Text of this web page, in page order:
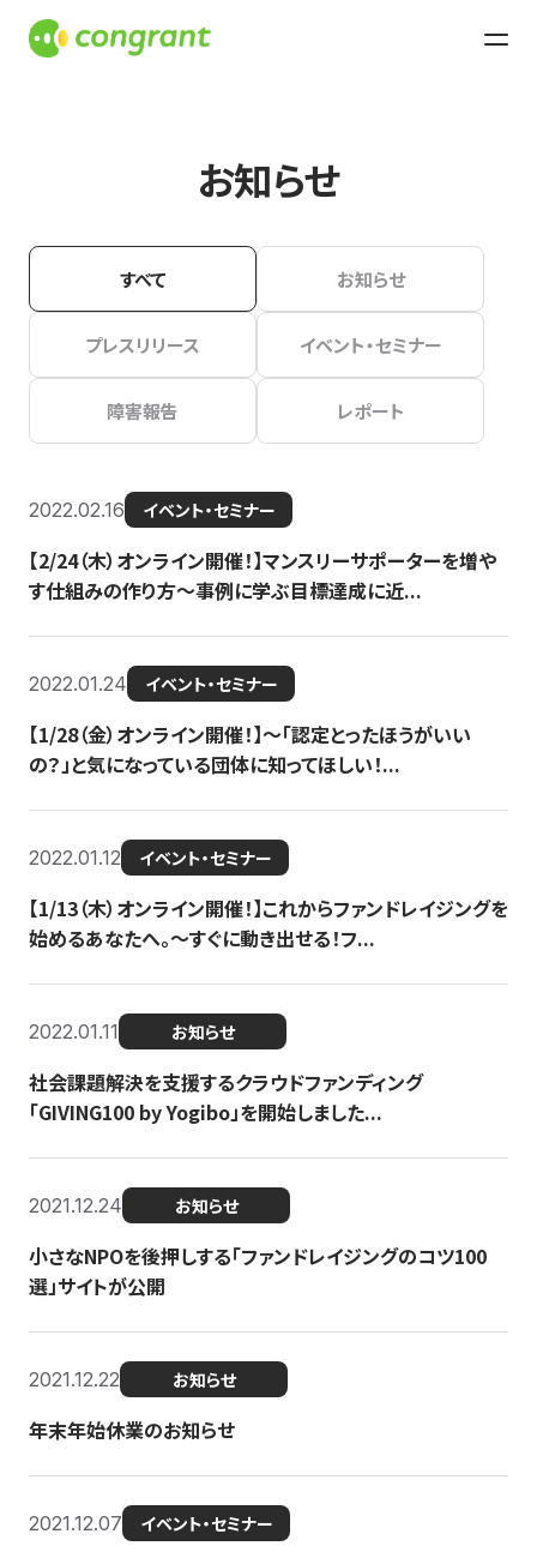
お知らせ
すべて お知らせ
プレスリリース イベント・セミナー
障害報告 レポート
2022.02.16 イベント・セミナー
【2/24（木）オンライン開催！】マンスリーサポーターを増や
す仕組みの作り方〜事例に学ぶ目標達成に近...
2022.01.24 イベント・セミナー
【1/28（金）オンライン開催！】〜「認定とったほうがいい
の？」と気になっている団体に知ってほしい！...
2022.01.12 イベント・セミナー
【1/13（木）オンライン開催！】これからファンドレイジングを
始めるあなたへ。〜すぐに動き出せる！フ...
2022.01.11 お知らせ
社会課題解決を支援するクラウドファンディング
「GIVING100 by Yogibo」を開始しました...
2021.12.24 お知らせ
小さなNPOを後押しする「ファンドレイジングのコツ100
選」サイトが公開
2021.12.22 お知らせ
年末年始休業のお知らせ
2021.12.07 イベント・セミナー